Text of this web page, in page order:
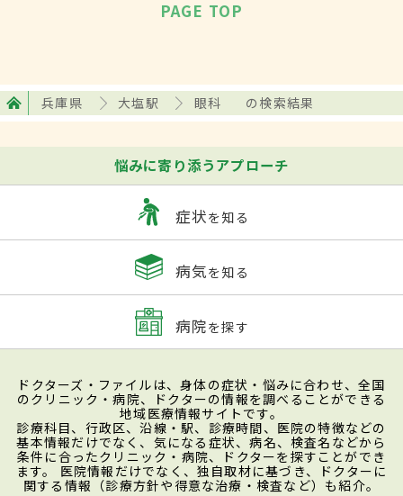
PAGE TOP
兵庫県 大塩駅 眼科 の検索結果
悩みに寄り添うアプローチ
症状を知る
病気を知る
病院を探す
ドクターズ・ファイルは、身体の症状・悩みに合わせ、全国
のクリニック・病院、ドクターの情報を調べることができる
地域医療情報サイトです。
診療科目、行政区、沿線・駅、診療時間、医院の特徴などの
基本情報だけでなく、気になる症状、病名、検査名などから
条件に合ったクリニック・病院、ドクターを探すことができ
ます。 医院情報だけでなく、独自取材に基づき、ドクターに
関する情報（診療方針や得意な治療・検査など）も紹介。